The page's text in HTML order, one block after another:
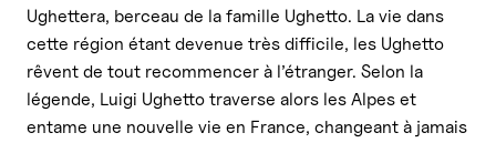
Ughettera, berceau de la famille Ughetto. La vie dans
cette région étant devenue très difficile, les Ughetto
rêvent de tout recommencer à l’étranger. Selon la
légende, Luigi Ughetto traverse alors les Alpes et
entame une nouvelle vie en France, changeant à jamais